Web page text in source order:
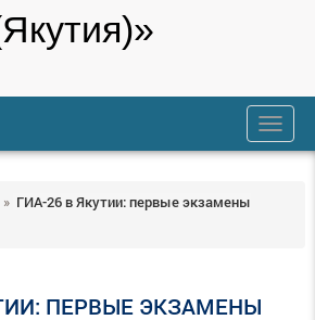
trk
» ГИА-26 в Якутии: первые экзамены
ПЕРВЫЕ ЭКЗАМЕНЫ